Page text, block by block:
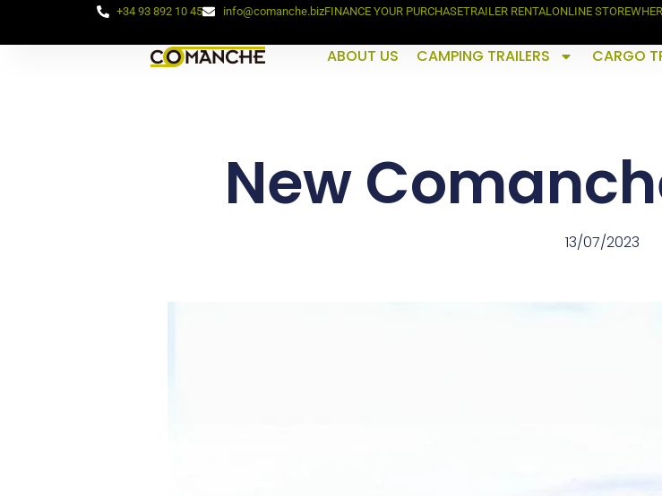
+34 93 892 10 45 info@comanche.bizFINANCE YOUR PURCHASETRAILER RENTALONLINE STORE
ABOUT US CAMPING TRAILERS CARGO
New
13/07/2023